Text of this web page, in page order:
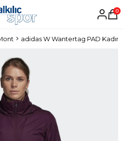
0
adidas W Wantertag PAD Kadın